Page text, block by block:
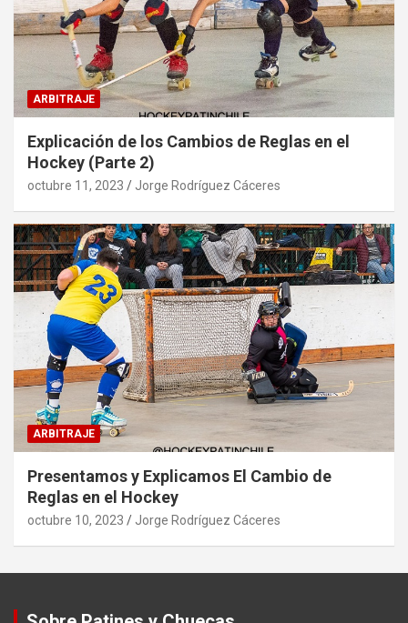
ARBITRAJE
Explicación de los Cambios de Reglas en el
Hockey (Parte 2)
octubre 11, 2023 Jorge Rodríguez Cáceres
ARBITRAJE
Presentamos y Explicamos El Cambio de
Reglas en el Hockey
octubre 10, 2023 Jorge Rodríguez Cáceres